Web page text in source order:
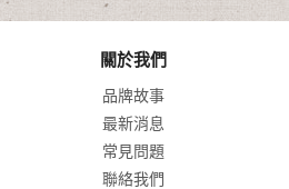
關於我們
品牌故事
最新消息
常見問題
聯絡我們